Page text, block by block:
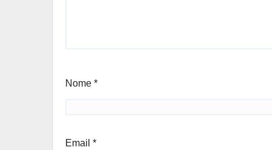
Nome *
Email *